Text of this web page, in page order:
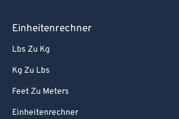
Einheitenrechner
Lbs Zu Kg
Kg Zu Lbs
Feet Zu Meters
Einheitenrechner